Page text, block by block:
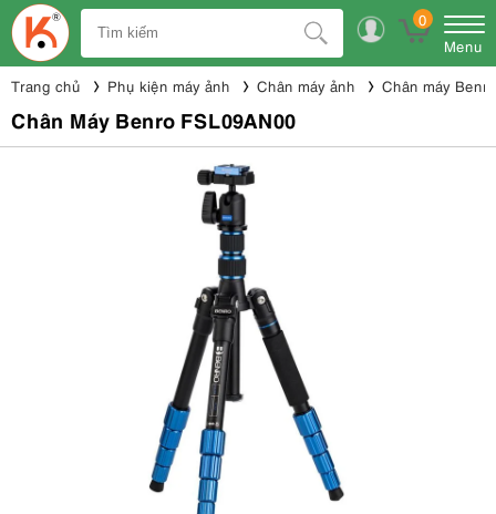
0
Menu
Trang chủ Phụ kiện máy ảnh Chân máy ảnh Chân máy Benro
Chân Máy Benro FSL09AN00